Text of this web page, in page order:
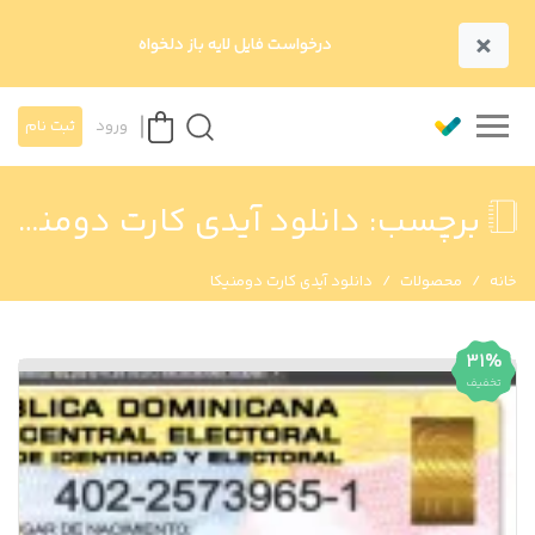
× درخواست فایل لایه باز دلخواه
ورود ثبت نام
برچسب: دانلود آیدی کارت دومنیکا
خانه محصولات دانلود آیدی کارت دومنیکا
31%
تخفیف